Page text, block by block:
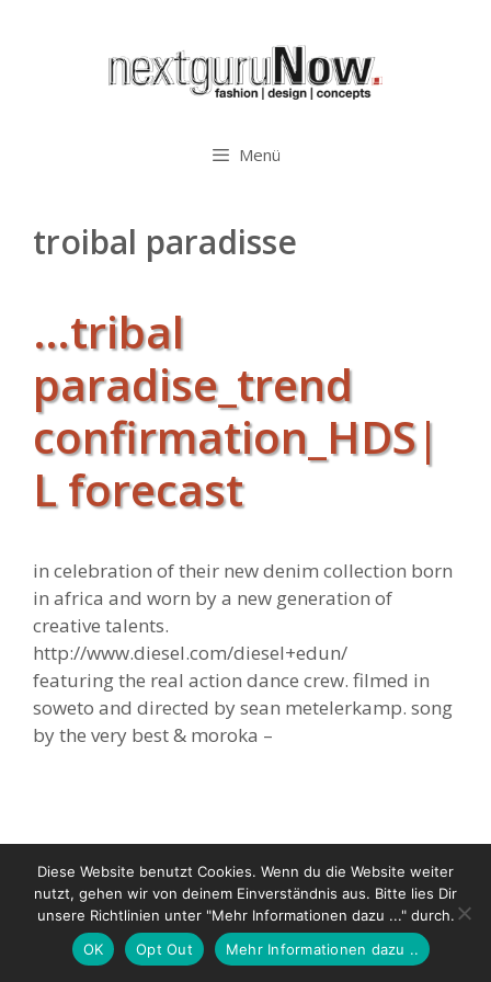
Menü
troibal paradisse
…tribal
paradise_trend
confirmation_HDS|
L forecast
in celebration of their new denim collection born
in africa and worn by a new generation of
creative talents.
http://www.diesel.com/diesel+edun/
featuring the real action dance crew. filmed in
soweto and directed by sean metelerkamp. song
by the very best & moroka –
© 2026 Riechers-Wuttke & Wuttke GbR | Imprint|Privacy
Police
Diese Website benutzt Cookies. Wenn du die Website weiter
nutzt, gehen wir von deinem Einverständnis aus. Bitte lies Dir
unsere Richtlinien unter "Mehr Informationen dazu ..." durch.
OK
Opt Out Mehr Informationen dazu ..